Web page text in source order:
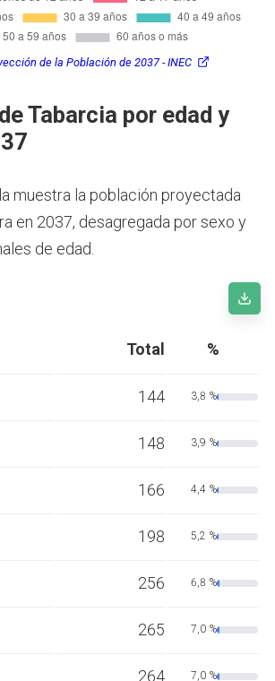
de la Población de 2037 - INEC
Tabarcia por edad y
muestra la población proyectada
en 2037, desagregada por sexo y
de edad.
Total %
144 3,8 %
148 3,9 %
166 4,4 %
198 5,2 %
256 6,8 %
265 7,0 %
264 7,0 %